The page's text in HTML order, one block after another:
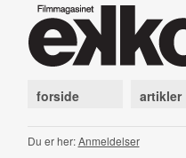
forside artikler
Du er her:Anmeldelser